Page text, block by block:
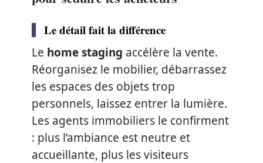
Le détail fait la différence
Le home staging accélère la vente.
Réorganisez le mobilier, débarrassez
les espaces des objets trop
personnels, laissez entrer la lumière.
Les agents immobiliers le confirment
: plus l’ambiance est neutre et
accueillante, plus les visiteurs